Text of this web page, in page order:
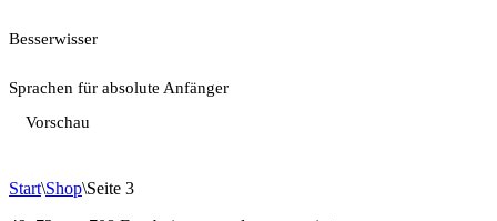
Besserwisser
Sprachen für absolute Anfänger
Vorschau
Start\Shop\Seite 3